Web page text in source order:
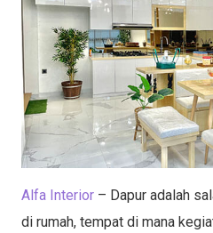
Alfa Interior – Dapur adalah
di rumah, tempat di mana